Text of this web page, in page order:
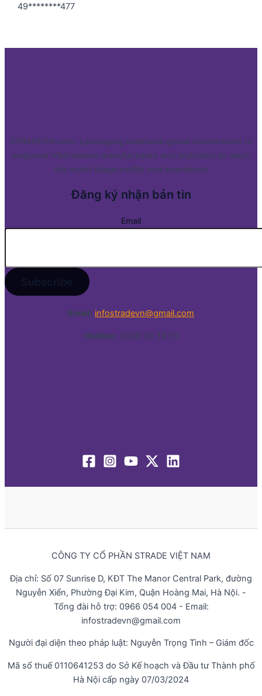
49********477
STRADEVN.com: Leveraging extensive global connections to
empower Vietnamese manufacturers and importers to reach
the world stage swiftly and seamlessly
Đăng ký nhận bản tin
Email
Email: infostradevn@gmail.com
Hotline: 0338 50 39 79
CÔNG TY CỔ PHẦN STRADE VIỆT NAM
Địa chỉ: Số 07 Sunrise D, KĐT The Manor Central Park, đường
Nguyễn Xiển, Phường Đại Kim, Quận Hoàng Mai, Hà Nội. -
Tổng đài hỗ trợ: 0966 054 004 - Email:
infostradevn@gmail.com
Người đại diện theo pháp luật: Nguyễn Trọng Tình – Giám đốc
Mã số thuế 0110641253 do Sở Kế hoạch và Đầu tư Thành phố
Hà Nội cấp ngày 07/03/2024